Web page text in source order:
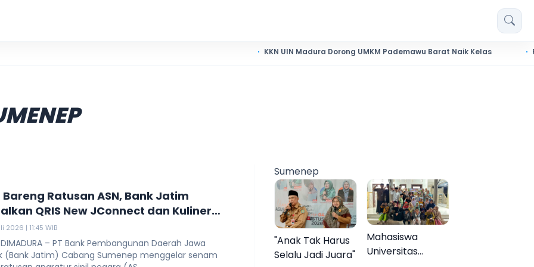
KKN UIN Madura Dorong UMKM Pademawu Barat Naik Kelas Pendidikan
Bareng Ratusan ASN, Bank Jatim
QRIS New JConnect dan Kuliner
2026 | 11:45 WIB
DIMADURA – PT Bank Pembangunan Daerah Jawa
(Bank Jatim) Cabang Sumenep menggelar senam
Sumenep
"Anak Tak Harus
Selalu Jadi Juara"
Mahasiswa
Universitas